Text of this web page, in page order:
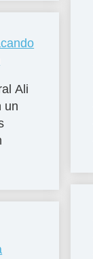
Ali
un